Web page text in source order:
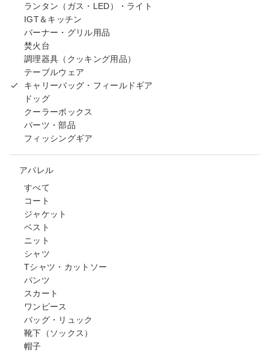
ランタン（ガス・LED）・ライト
IGT＆キッチン
バーナー・グリル用品
焚火台
調理器具（クッキング用品）
テーブルウェア
キャリーバッグ・フィールドギア
ドッグ
クーラーボックス
パーツ・部品
フィッシングギア
アパレル
すべて
コート
ジャケット
ベスト
ニット
シャツ
Tシャツ・カットソー
パンツ
スカート
ワンピース
バッグ・リュック
靴下（ソックス）
帽子